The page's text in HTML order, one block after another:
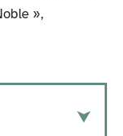
»,